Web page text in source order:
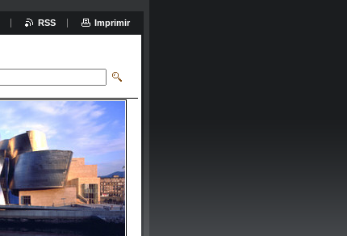
RSS Imprimir